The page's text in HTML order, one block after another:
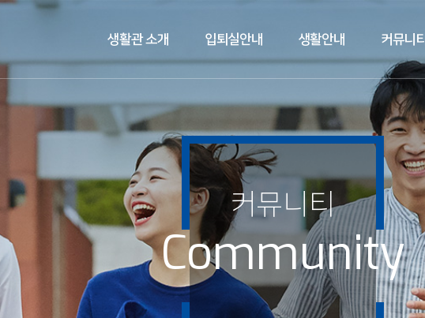
생활관 소개 입퇴실안내 생활안내 커뮤니티
커뮤니티
Community